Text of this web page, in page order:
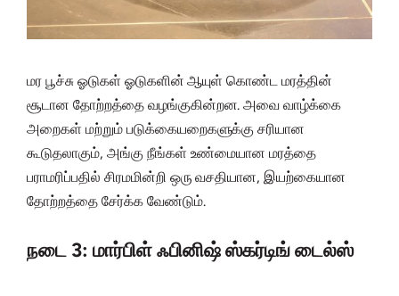
மர பூச்சு ஓடுகள் ஓடுகளின் ஆயுள் கொண்ட மரத்தின்
சூடான தோற்றத்தை வழங்குகின்றன. அவை வாழ்க்கை
அறைகள் மற்றும் படுக்கையறைகளுக்கு சரியான
கூடுதலாகும், அங்கு நீங்கள் உண்மையான மரத்தை
பராமரிப்பதில் சிரமமின்றி ஒரு வசதியான, இயற்கையான
தோற்றத்தை சேர்க்க வேண்டும்.
நடை 3: மார்பிள் ஃபினிஷ் ஸ்கர்டிங் டைல்ஸ்